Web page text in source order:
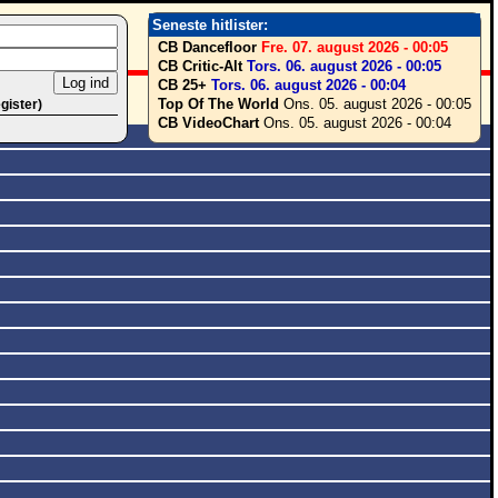
Seneste hitlister:
CB Dancefloor Fre. 07. august 2026 - 00:05
CB Critic-Alt Tors. 06. august 2026 - 00:05
CB 25+ Tors. 06. august 2026 - 00:04
Top Of The World Ons. 05. august 2026 - 00:05
CB VideoChartOns. 05. august 2026 - 00:04